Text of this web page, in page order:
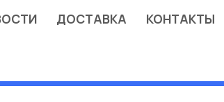
ДОСТАВКА КОНТАКТЫ